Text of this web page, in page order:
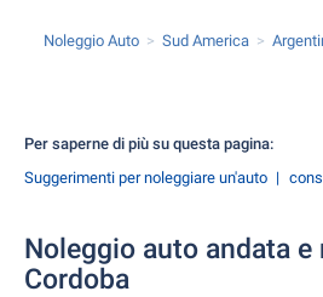
Noleggio Auto Sud America
Per saperne di più su questa pagina:
Suggerimenti per noleggiare un'auto
Noleggio auto andata e
Cordoba